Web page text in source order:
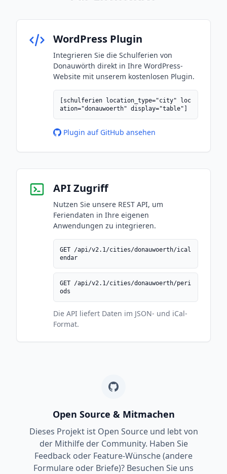
WordPress Plugin
Integrieren Sie die Schulferien von
Donauwörth direkt in Ihre WordPress-
Website mit unserem kostenlosen Plugin.
[schulferien location_type="city" loc
ation="donauwoerth" display="table"]
Plugin auf GitHub ansehen
API Zugriff
Nutzen Sie unsere REST API, um
Feriendaten in Ihre eigenen
Anwendungen zu integrieren.
GET /api/v2.1/cities/donauwoerth/ical
endar
GET /api/v2.1/cities/donauwoerth/peri
ods
Die API liefert Daten im JSON- und iCal-
Format.
Open Source & Mitmachen
Dieses Projekt ist Open Source und lebt von
der Mithilfe der Community. Haben Sie
Feedback oder Feature-Wünsche (andere
Formulare oder Briefe)? Besuchen Sie uns